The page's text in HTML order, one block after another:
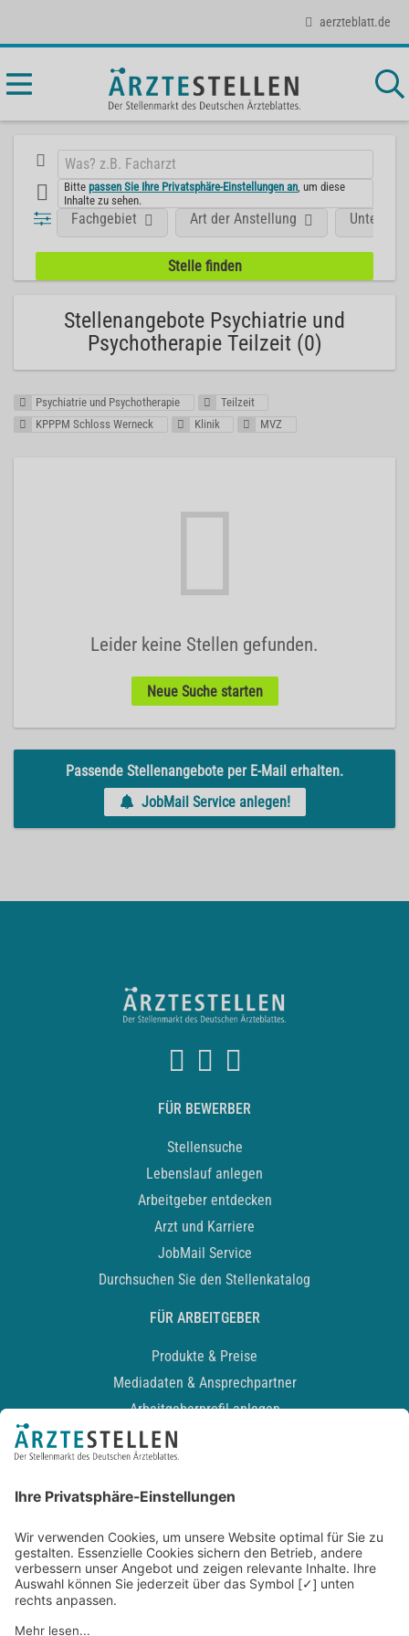
aerzteblatt.de
Bittepassen Sie Ihre Privatsphäre-Einstellungen an , um diese
Inhalte zu sehen.
Fachgebiet Art der Anstellung
Stellenangebote Psychiatrie und
Psychotherapie Teilzeit (0)
Psychiatrie und Psychotherapie
Teilzeit
KPPPM Schloss Werneck
Klinik MVZ
Leider keine Stellen gefunden.
Neue Suche starten
Passende Stellenangebote per E-Mail erhalten.
JobMail Service anlegen!
FÜR BEWERBER
Stellensuche
Lebenslauf anlegen
Arbeitgeber entdecken
Arzt und Karriere
JobMail Service
Durchsuchen Sie den Stellenkatalog
FÜR ARBEITGEBER
Produkte & Preise
Mediadaten & Ansprechpartner
Arbeitgeberprofil anlegen
Recruiting-Podcast
Kontakt
Datenschutz
Newsletter